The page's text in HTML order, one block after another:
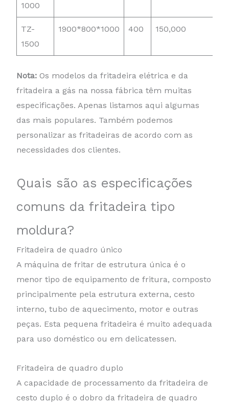
1000
TZ-
1500
1900*800*1000 400 150,000
Nota: Os modelos da fritadeira elétrica e da
fritadeira a gás na nossa fábrica têm muitas
especificações. Apenas listamos aqui algumas
das mais populares. Também podemos
personalizar as fritadeiras de acordo com as
necessidades dos clientes.
Quais são as especificações
comuns da fritadeira tipo
moldura?
Fritadeira de quadro único
A máquina de fritar de estrutura única é o
menor tipo de equipamento de fritura, composto
principalmente pela estrutura externa, cesto
interno, tubo de aquecimento, motor e outras
peças. Esta pequena fritadeira é muito adequada
para uso doméstico ou em delicatessen.
Fritadeira de quadro duplo
A capacidade de processamento da fritadeira de
cesto duplo é o dobro da fritadeira de quadro